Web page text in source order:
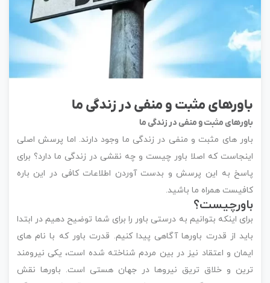
باورهای مثبت و منفی در زندگی ما
باورهای مثبت و منفی در زندگی ما
باور های مثبت و منفی در زندگی ما وجود دارند. اما پرسش اصلی
اینجاست که اصلا باور چیست و چه نقشی در زندگی ما دارد؟ برای
پاسخ به این پرسش و بدست آوردن اطلاعات کافی در این باره
کافیست همراه ما باشید.
باورچیست؟
برای اینکه بتوانیم به درستی باور را برای شما توضیح دهیم در ابتدا
باید از قدرت باورها آگاهی پیدا کنیم. قدرت باور که با نام های
ایمان و اعتقاد نیز در بین مردم شناخته شده است، یکی نیرومند
ترین و خلاق تریق نیروها در جهان هستی است. باورها نقش